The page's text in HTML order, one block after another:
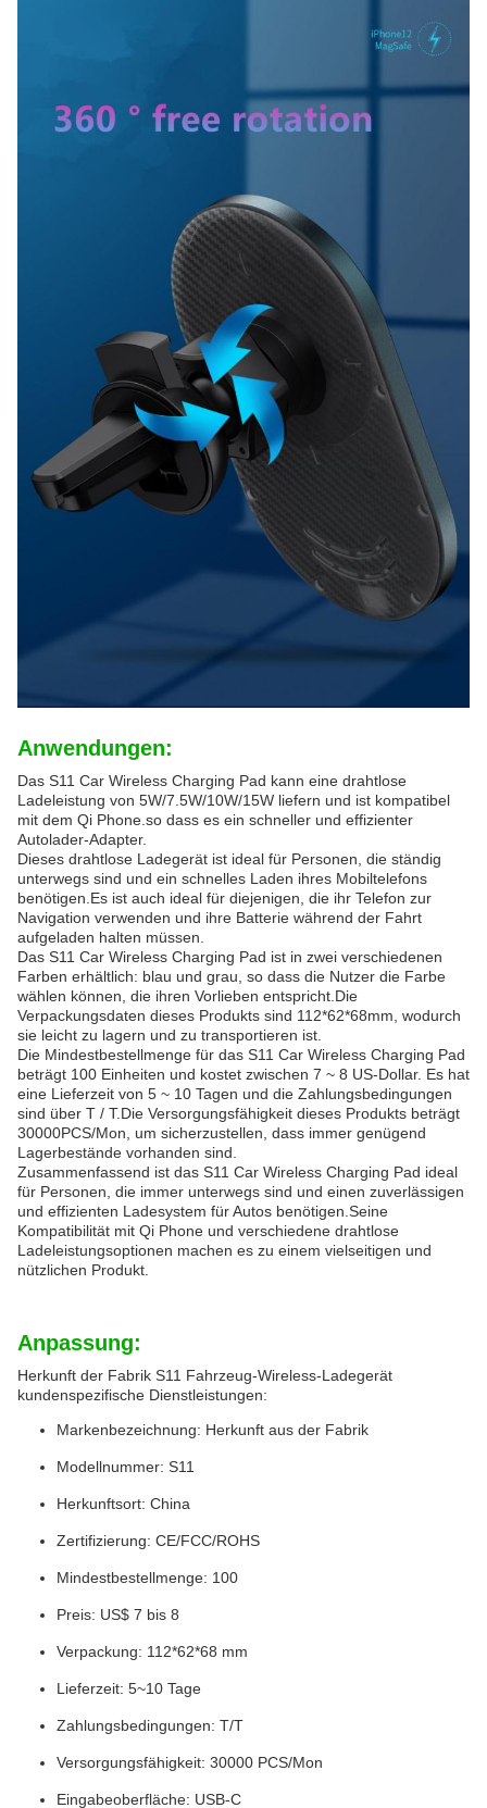
Anwendungen:
Das S11 Car Wireless Charging Pad kann eine drahtlose
Ladeleistung von 5W/7.5W/10W/15W liefern und ist kompatibel
mit dem Qi Phone.so dass es ein schneller und effizienter
Autolader-Adapter.
Dieses drahtlose Ladegerät ist ideal für Personen, die ständig
unterwegs sind und ein schnelles Laden ihres Mobiltelefons
benötigen.Es ist auch ideal für diejenigen, die ihr Telefon zur
Navigation verwenden und ihre Batterie während der Fahrt
aufgeladen halten müssen.
Das S11 Car Wireless Charging Pad ist in zwei verschiedenen
Farben erhältlich: blau und grau, so dass die Nutzer die Farbe
wählen können, die ihren Vorlieben entspricht.Die
Verpackungsdaten dieses Produkts sind 112*62*68mm, wodurch
sie leicht zu lagern und zu transportieren ist.
Die Mindestbestellmenge für das S11 Car Wireless Charging Pad
beträgt 100 Einheiten und kostet zwischen 7 ~ 8 US-Dollar. Es hat
eine Lieferzeit von 5 ~ 10 Tagen und die Zahlungsbedingungen
sind über T / T.Die Versorgungsfähigkeit dieses Produkts beträgt
30000PCS/Mon, um sicherzustellen, dass immer genügend
Lagerbestände vorhanden sind.
Zusammenfassend ist das S11 Car Wireless Charging Pad ideal
für Personen, die immer unterwegs sind und einen zuverlässigen
und effizienten Ladesystem für Autos benötigen.Seine
Kompatibilität mit Qi Phone und verschiedene drahtlose
Ladeleistungsoptionen machen es zu einem vielseitigen und
nützlichen Produkt.
Anpassung:
Herkunft der Fabrik S11 Fahrzeug-Wireless-Ladegerät
kundenspezifische Dienstleistungen:
Markenbezeichnung: Herkunft aus der Fabrik
Modellnummer: S11
Herkunftsort: China
Zertifizierung: CE/FCC/ROHS
Mindestbestellmenge: 100
Preis: US$ 7 bis 8
Verpackung: 112*62*68 mm
Lieferzeit: 5~10 Tage
Zahlungsbedingungen: T/T
Versorgungsfähigkeit: 30000 PCS/Mon
Eingabeoberfläche: USB-C